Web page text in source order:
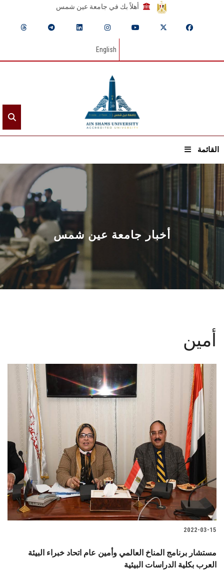
أهلاً بك في جامعة عين شمس
English
القائمة
الرئيسيـة
عن الجامعة
القطاعـات
الشئون الأكاديمية
البحث العلمي
الأنظمة الذكية
الإعلام
تواصل معنا
الطلاب
هيئة التدريس
الدراسات العليا
أخبار جامعة عين شمس
أمين
2022-03-15
مستشار برنامج المناخ العالمي وأمين عام اتحاد خبراء البيئة
العرب بكلية الدراسات البيئية